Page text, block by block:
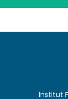
Institut